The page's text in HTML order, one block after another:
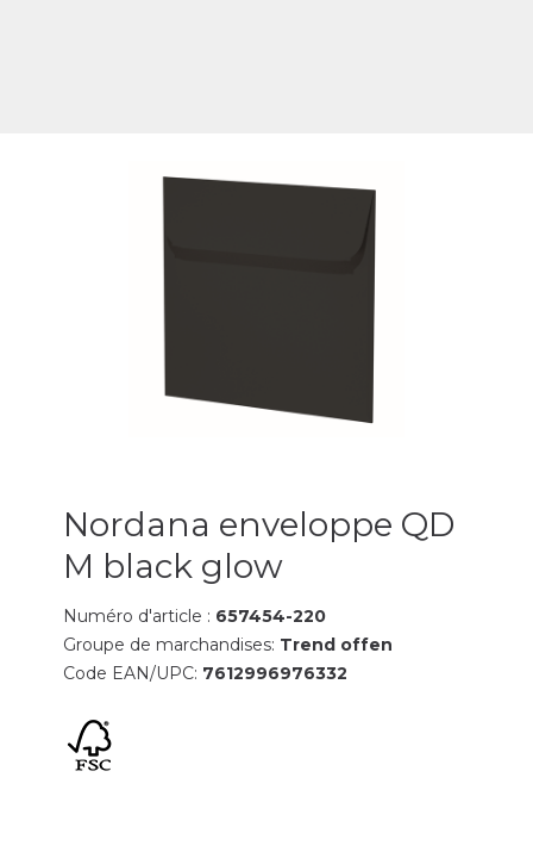
Nordana enveloppe QD
M black glow
Numéro d'article : 657454-220
Groupe de marchandises: Trend offen
Code EAN/UPC: 7612996976332